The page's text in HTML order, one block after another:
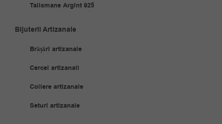
Talismane Argint 925
Bijuterii Artizanale
Brățări artizanale
Cercei artizanali
Coliere artizanale
Seturi artizanale